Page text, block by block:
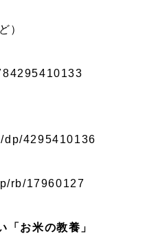
）
dp/4295410136
rb/17960127
お米の教養」